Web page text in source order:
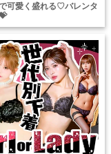
可愛く盛れる♡バレンタ